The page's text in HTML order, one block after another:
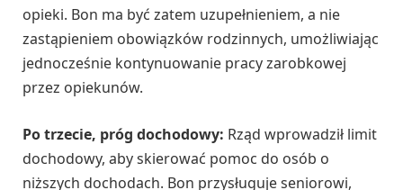
opieki. Bon ma być zatem uzupełnieniem, a nie
zastąpieniem obowiązków rodzinnych, umożliwiając
jednocześnie kontynuowanie pracy zarobkowej
przez opiekunów.
Po trzecie, próg dochodowy: Rząd wprowadził limit
dochodowy, aby skierować pomoc do osób o
niższych dochodach. Bon przysługuje seniorowi,